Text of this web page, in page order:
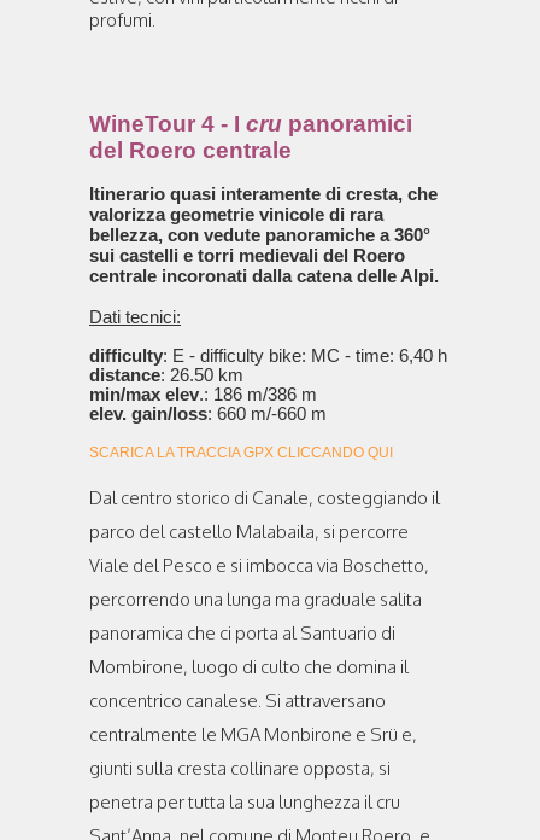
profumi.
WineTour 4 - I cru panoramici
del Roero centrale
Itinerario quasi interamente di cresta, che
valorizza geometrie vinicole di rara
bellezza, con vedute panoramiche a 360°
sui castelli e torri medievali del Roero
centrale incoronati dalla catena delle Alpi.
Dati tecnici:
difficulty: E - difficulty bike: MC - time: 6,40 h
distance: 26.50 km
min/max elev.: 186 m/386 m
elev. gain/loss: 660 m/-660 m
SCARICA LA TRACCIA GPX CLICCANDO QUI
Dal centro storico di Canale, costeggiando il
parco del castello Malabaila, si percorre
Viale del Pesco e si imbocca via Boschetto,
percorrendo una lunga ma graduale salita
panoramica che ci porta al Santuario di
Mombirone, luogo di culto che domina il
concentrico canalese. Si attraversano
centralmente le MGA Monbirone e Srü e,
giunti sulla cresta collinare opposta, si
penetra per tutta la sua lunghezza il cru